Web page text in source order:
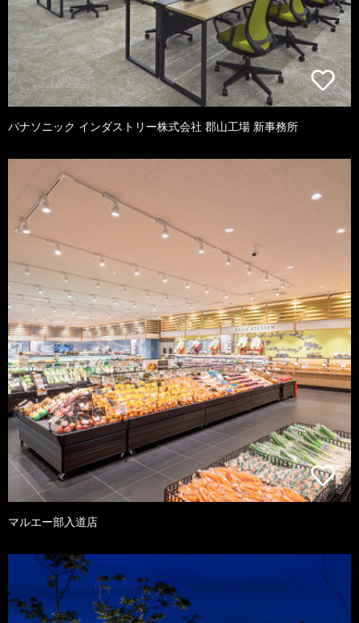
パナソニック インダストリー株式会社 郡山工場 新事務所
マルエー部入道店